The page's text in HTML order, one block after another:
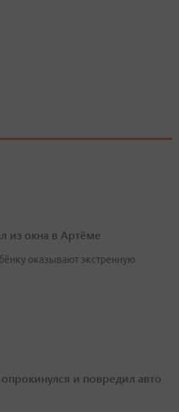
из окна в Артёме
оказывают экстренную
и повредил авто